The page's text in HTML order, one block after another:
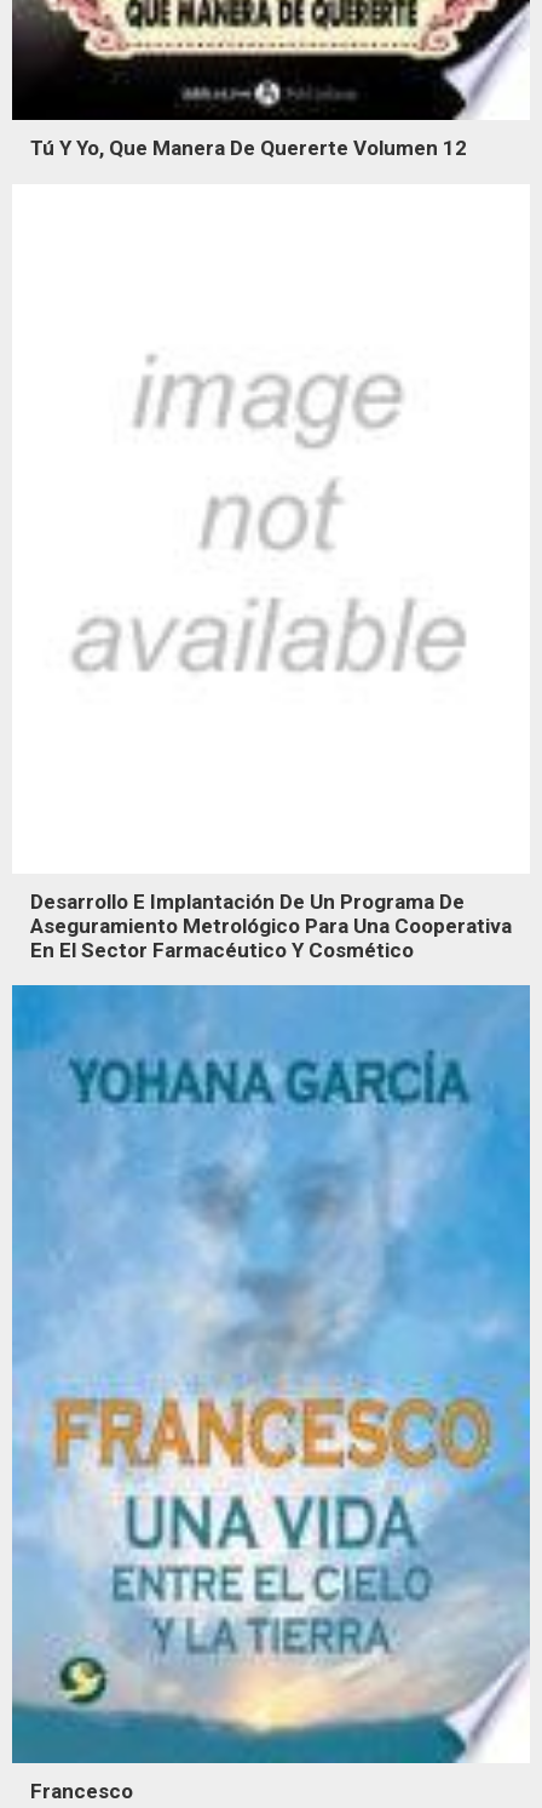
Tú Y Yo, Que Manera De Quererte Volumen 12
Desarrollo E Implantación De Un Programa De
Aseguramiento Metrológico Para Una Cooperativa
En El Sector Farmacéutico Y Cosmético
Francesco